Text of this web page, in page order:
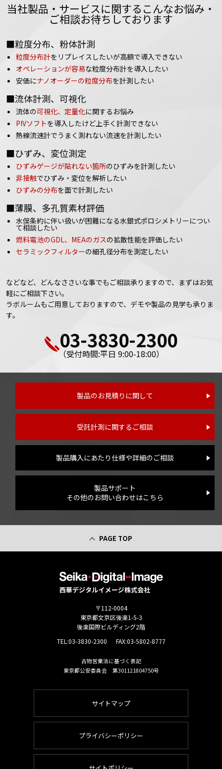
当社製品・サービスに関するこんなお悩み・
ご相談お待ちしております
■粒度分布、粉体計測
粒度分布計をリプレイスしたいが高額で導入できない
オペレーションが容易な粒度分布計を導入したい
安価にナノオーダーの粒度分布を計測したい
■流体計測、可視化
流体の可視化、定量化に関するお悩み
PIVソフトを導入したけど上手く計測できない
熱線流速計でうまく測れない流速を計測したい
■ひずみ、変位測定
ひずみゲージが貼れない箇所のひずみを計測したい
非接触でひずみ・変位を解析したい
ひずみの分布を面で計測したい
■薄膜、多孔質素材評価
水俣条約に伴い扱いが困難になる水銀式ポロシメトリーについ
て相談したい
燃料電池のGDL、MEAのガスの拡散性能を評価したい
セラミックフィルターの細孔径分布を測定したい
などなど、どんなささいな事でもご相談承りますので、まずはお気
軽にご相談下さい。
ラボルームもご用意しておりますので、デモや製品の見学も承りま
す。
03-3830-2300
（受付時間:平日 9:00-18:00）
製品のお見積りに関して
受託計測に関するご相談
製品購入にあたり仕様や詳細のご相談
製品サポート
その他のお問い合わせはこちら
PAGE TOP
〒112-0004
東京都文京区後楽1-5-3
後楽国際ビルディング2階
TEL:03-3830-2300 FAX:03-5802-8777
古物営業法に基づく表記
東京都公安委員会 第301121804750号
サイトマップ
プライバシーポリシー